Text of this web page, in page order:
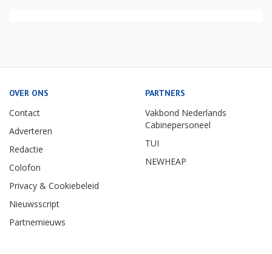
OVER ONS
Contact
Adverteren
Redactie
Colofon
Privacy & Cookiebeleid
Nieuwsscript
Partnernieuws
PARTNERS
Vakbond Nederlands
Cabinepersoneel
TUI
NEWHEAP